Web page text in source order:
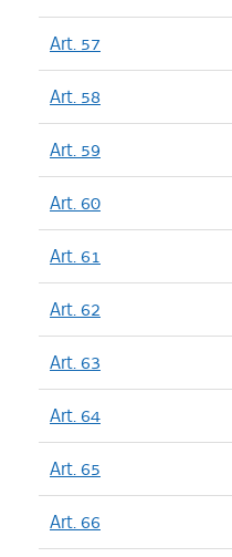
Art. 57
Art. 58
Art. 59
Art. 60
Art. 61
Art. 62
Art. 63
Art. 64
Art. 65
Art. 66